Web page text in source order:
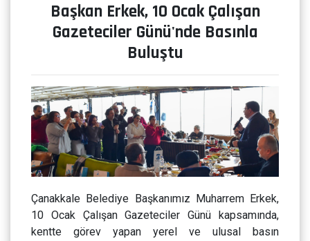
Başkan Erkek, 10 Ocak Çalışan
Gazeteciler Günü'nde Basınla
Buluştu
Çanakkale Belediye Başkanımız Muharrem Erkek,
10 Ocak Çalışan Gazeteciler Günü kapsamında,
kentte görev yapan yerel ve ulusal basın